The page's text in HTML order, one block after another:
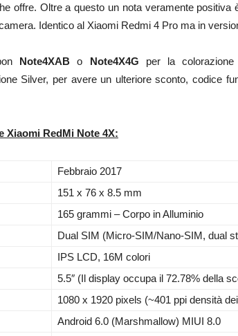
offre. Oltre a questo un nota veramente positiva
Identico al Xiaomi Redmi 4 Pro ma in
Note4XABo Note4X4G per la colorazione
Silver, per avere un ulteriore sconto, codice
Xiaomi RedMi Note 4X:
Febbraio 2017
151 x 76 x 8.5 mm
165 grammi – Corpo in Alluminio
Dual SIM (Micro-SIM/Nano-SIM, dual
IPS LCD, 16M colori
5.5″ (Il display occupa il 72.78% della
1080 x 1920 pixels (~401 ppi densità
Android 6.0 (Marshmallow) MIUI 8.0